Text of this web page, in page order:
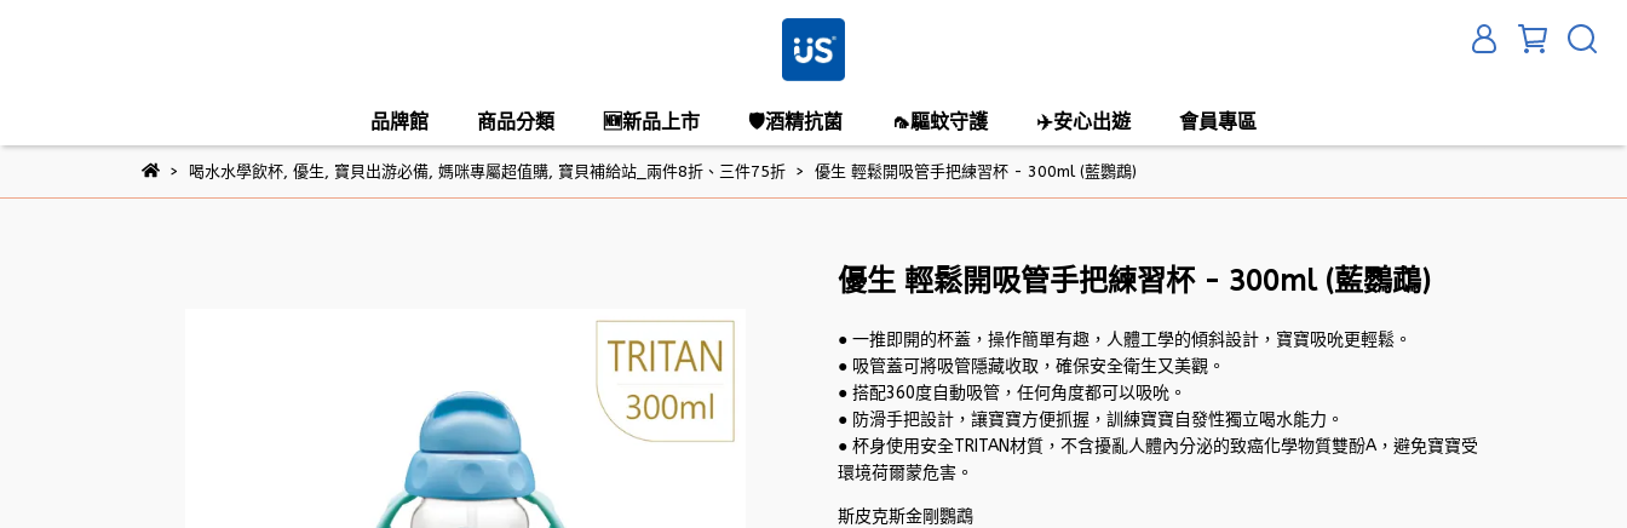
品牌館 商品分類 🆕新品上市 🛡️酒精抗菌 🦟驅蚊守護 ✈️安心出遊 會員專區
喝水水學飲杯, 優生 寶貝出游必備, 媽咪專屬超值購, 寶貝補給站_兩件8折、三件75折 優生 輕鬆開吸管手把練習杯 - 300ml (藍鸚鵡)
優生 輕鬆開吸管手把練習杯 - 300ml (藍鸚鵡)
● 一推即開的杯蓋，操作簡單有趣，人體工學的傾斜設計，寶寶吸吮更輕鬆。
● 吸管蓋可將吸管隱藏收取，確保安全衛生又美觀。
● 搭配360度自動吸管，任何角度都可以吸吮。
● 防滑手把設計，讓寶寶方便抓握，訓練寶寶自發性獨立喝水能力。
● 杯身使用安全TRITAN材質，不含擾亂人體內分泌的致癌化學物質雙酚A，避免寶寶受
環境荷爾蒙危害。
斯皮克斯金剛鸚鵡